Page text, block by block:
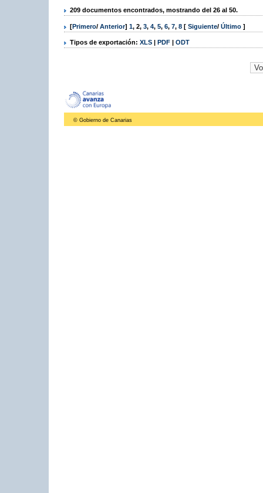
209 documentos encontrados, mostrando del 26 al 50.
[Primero/ Anterior] 1, 2, 3, 4, 5, 6, 7, 8 [ Siguiente/ Último ]
Tipos de exportación: XLS | PDF | ODT
© Gobierno de Canarias